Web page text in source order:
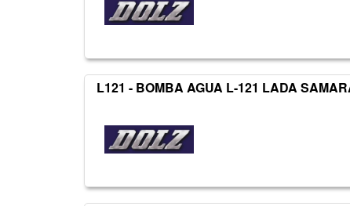
L121 - BOMBA AGUA L-121 LADA